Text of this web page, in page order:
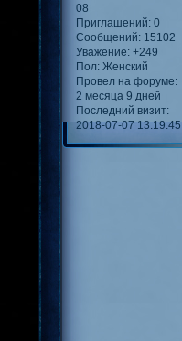
08
Приглашений: 0
Сообщений: 15102
Уважение: +249
Пол: Женский
Провел на форуме:
2 месяца 9 дней
Последний визит:
2018-07-07 13:19:45